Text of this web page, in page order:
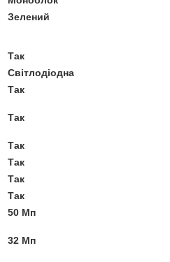
Зелений
Так
Світлодіодна
Так
Так
Так
Так
Так
Так
50 Мп
32 Мп